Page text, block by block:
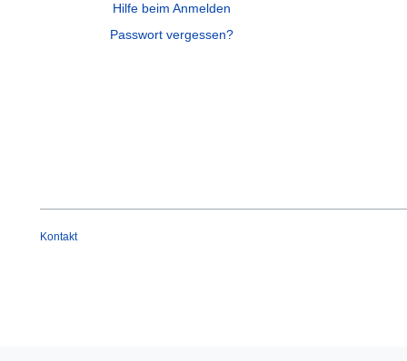
Hilfe beim Anmelden
Passwort vergessen?
Kontakt